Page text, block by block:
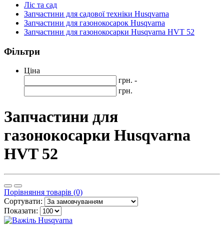
Ліс та сад
Запчастини для садової техніки Husqvarna
Запчастини для газонокосарок Husqvarna
Запчастини для газонокосарки Husqvarna HVT 52
Фільтри
Ціна
грн. -
грн.
Запчастини для
газонокосарки Husqvarna
HVT 52
Порівняння товарів (0)
Сортувати:
Показати: